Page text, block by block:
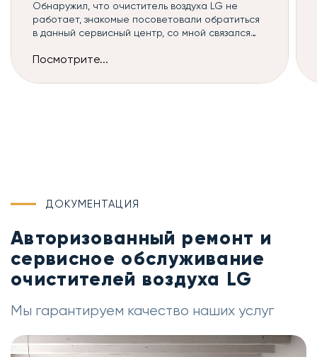
Обнаружил, что очиститель воздуха LG не
работает, знакомые посоветовали обратиться
в данный сервисный центр, со мной связался
такой ремонт очистителей воздуха можно
быстро и без дополнительных наценок
Посмотрите...
ДОКУМЕНТАЦИЯ
Авторизованный ремонт и
сервисное обслуживание
очистителей воздуха LG
Мы гарантируем качество наших услуг